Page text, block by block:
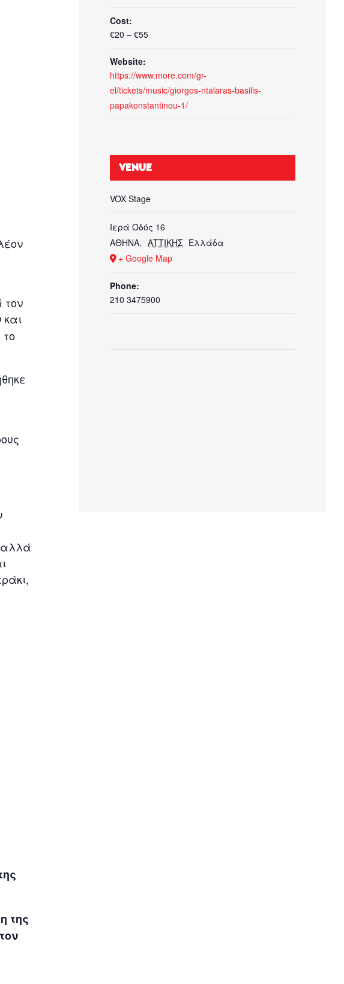
τον
αλλά
της
Cost:
€20 – €55
Website:
https://www.more.com/gr-
el/tickets/music/giorgos-ntalaras-basilis-
papakonstantinou-1/
VENUE
VOX Stage
Ιερά Οδός 16
ΑΘΗΝΑ, ΑΤΤΙΚΗΣ Ελλάδα
+ Google Map
Phone:
210 3475900